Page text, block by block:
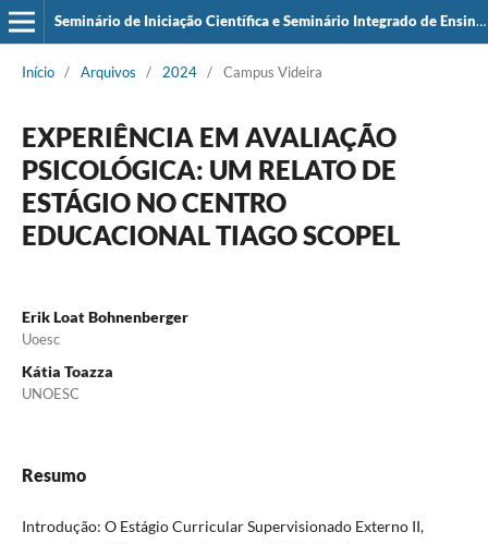
Seminário de Iniciação Científica e Seminário Integrado de Ensino, Pesquisa e Extensão (SIEPE)
Início / Arquivos / 2024 / Campus Videira
EXPERIÊNCIA EM AVALIAÇÃO
PSICOLÓGICA: UM RELATO DE
ESTÁGIO NO CENTRO
EDUCACIONAL TIAGO SCOPEL
Erik Loat Bohnenberger
Uoesc
Kátia Toazza
UNOESC
Resumo
Introdução: O Estágio Curricular Supervisionado Externo II,